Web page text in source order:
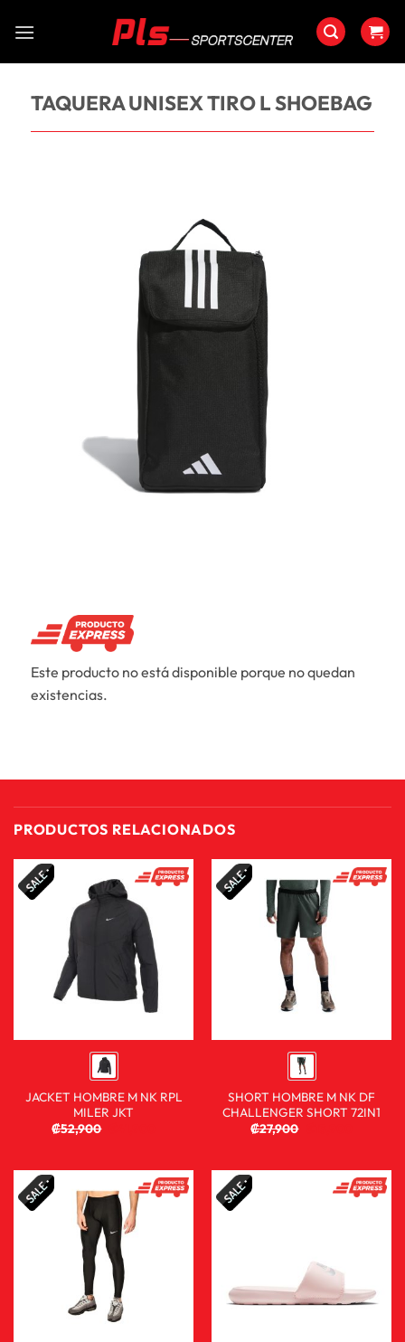
TAQUERA UNISEX TIRO L SHOEBAG
Este producto no está disponible porque no quedan
existencias.
PRODUCTOS RELACIONADOS
JACKET HOMBRE M NK RPL
MILER JKT
₡52,900
SHORT HOMBRE M NK DF
CHALLENGER SHORT 72IN1
₡27,900